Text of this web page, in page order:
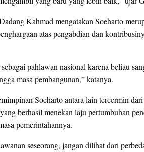
Kahmad mengatakan Soeharto
atas pengabdian dan
pahlawan nasional karena beliau
masa pembangunan,” katanya.
Soeharto antara lain tercermin
berhasil menekan laju pertumbuhan
pemerintahannya.
seseorang, jangan dilihat dari